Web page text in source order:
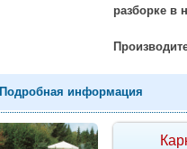
разборке в
Подробная информация